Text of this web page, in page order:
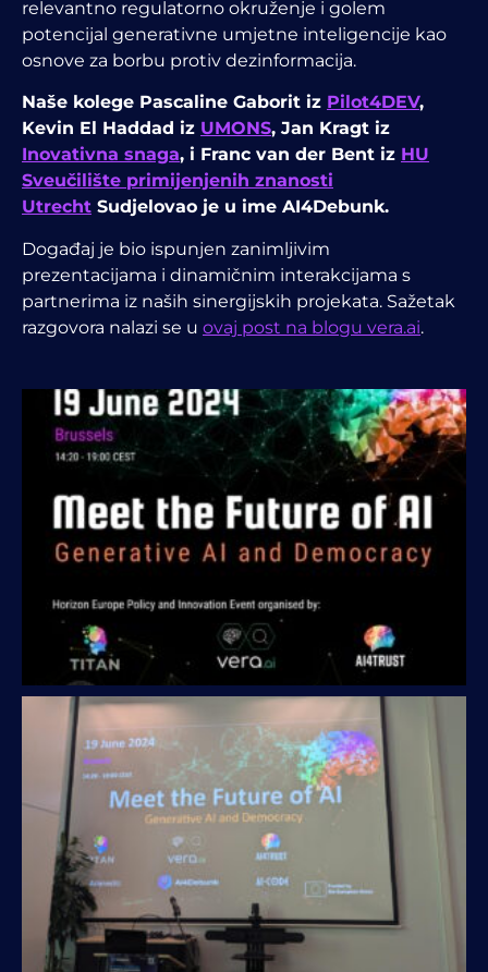
relevantno regulatorno okruženje i golem
potencijal generativne umjetne inteligencije kao
osnove za borbu protiv dezinformacija.
Naše kolege Pascaline Gaborit iz Pilot4DEV,
Kevin El Haddad iz UMONS, Jan Kragt iz
Inovativna snaga, i Franc van der Bent iz HU
Sveučilište primijenjenih znanosti
Utrecht Sudjelovao je u ime AI4Debunk.
Događaj je bio ispunjen zanimljivim
prezentacijama i dinamičnim interakcijama s
partnerima iz naših sinergijskih projekata. Sažetak
razgovora nalazi se u ovaj post na blogu vera.ai.